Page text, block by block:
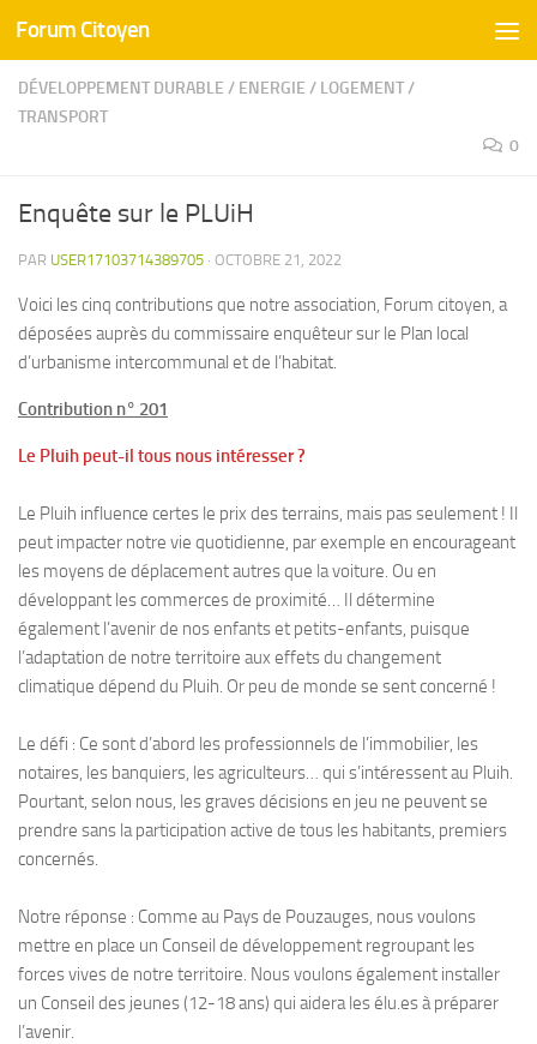
Skip to content
Forum Citoyen
DÉVELOPPEMENT DURABLE / ENERGIE / LOGEMENT/
TRANSPORT
0
Enquête sur le PLUiH
PAR USER17103714389705 · OCTOBRE 21, 2022
Voici les cinq contributions que notre association, Forum citoyen, a
déposées auprès du commissaire enquêteur sur le Plan local
d’urbanisme intercommunal et de l’habitat.
Contribution n° 201
Le Pluih peut-il tous nous intéresser ?
Le Pluih influence certes le prix des terrains, mais pas seulement ! Il
peut impacter notre vie quotidienne, par exemple en encourageant
les moyens de déplacement autres que la voiture. Ou en
développant les commerces de proximité… Il détermine
également l’avenir de nos enfants et petits-enfants, puisque
l’adaptation de notre territoire aux effets du changement
climatique dépend du Pluih. Or peu de monde se sent concerné !
Le défi : Ce sont d’abord les professionnels de l’immobilier, les
notaires, les banquiers, les agriculteurs… qui s’intéressent au Pluih.
Pourtant, selon nous, les graves décisions en jeu ne peuvent se
prendre sans la participation active de tous les habitants, premiers
concernés.
Notre réponse : Comme au Pays de Pouzauges, nous voulons
mettre en place un Conseil de développement regroupant les
forces vives de notre territoire. Nous voulons également installer
un Conseil des jeunes (12-18 ans) qui aidera les élu.es à préparer
l’avenir.